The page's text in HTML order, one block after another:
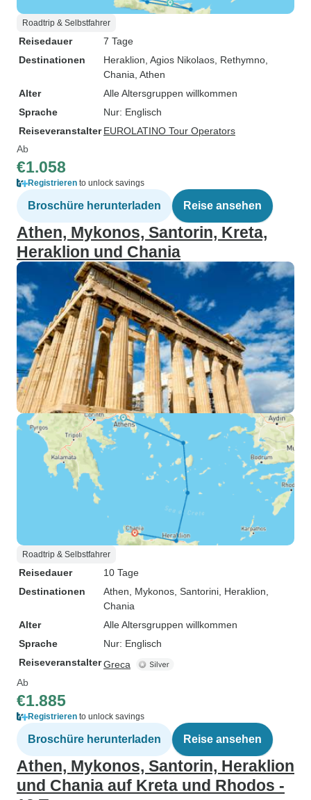
Roadtrip & Selbstfahrer
Reisedauer
7 Tage
Destinationen
Heraklion , Agios Nikolaos , Rethymno
Chania , Athen
Alter
Alle Altersgruppen willkommen
Sprache
Nur: Englisch
Reiseveranstalter EUROLATINO Tour Operators
Ab
€1.058
Registrieren to unlock savings
Broschüre herunterladen Reise ansehen
Athen, Mykonos, Santorin, Kreta,
Heraklion und Chania
Roadtrip & Selbstfahrer
Reisedauer
10 Tage
Destinationen
Athen , Mykonos , Santorini , Heraklion
Chania
Alter
Alle Altersgruppen willkommen
Sprache
Nur: Englisch
ReiseveranstalterGreca
Ab
€1.885
Registrieren to unlock savings
Broschüre herunterladen Reise ansehen
Athen, Mykonos, Santorin, Heraklion
und Chania auf Kreta und Rhodos -